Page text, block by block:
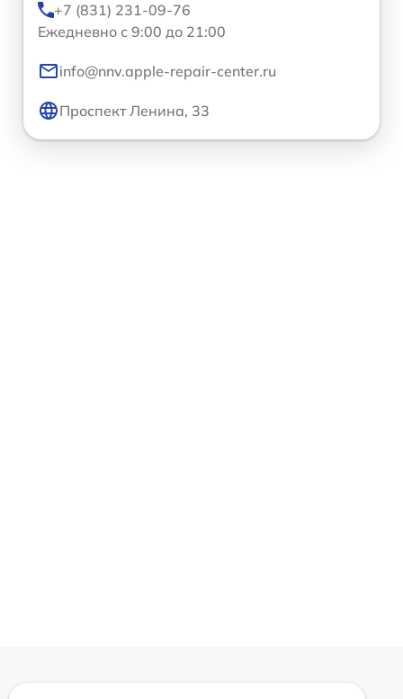
+7 (831) 231-09-76
Ежедневно с 9:00 до 21:00
info@nnv.apple-repair-center.ru
Проспект Ленина, 33